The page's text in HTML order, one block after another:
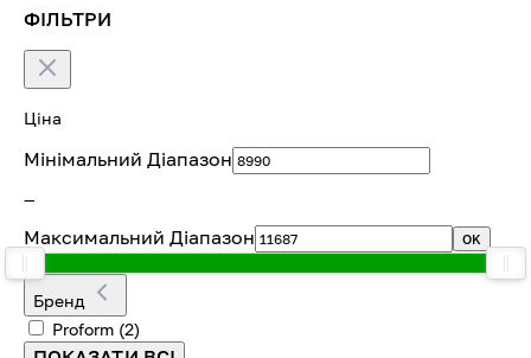
ФІЛЬТРИ
Ціна
Мінімальний Діапазон
—
Максимальний Діапазон OK
Бренд
Proform (2)